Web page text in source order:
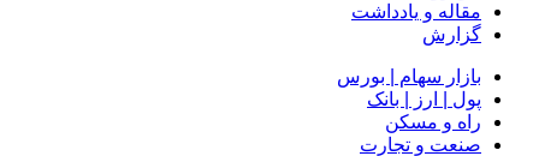
مقاله و یادداشت
گزارش
بازار سهام | بورس
پول | ارز | بانک
راه و مسکن
صنعت و تجارت